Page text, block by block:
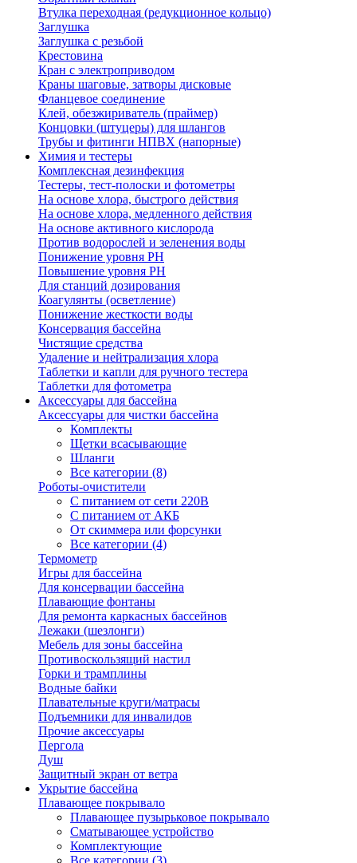
Втулка переходная (редукционное кольцо)
Заглушка
Заглушка с резьбой
Крестовина
Кран с электроприводом
Краны шаговые, затворы дисковые
Фланцевое соединение
Клей, обезжириватель (праймер)
Концовки (штуцеры) для шлангов
Трубы и фитинги НПВХ (напорные)
Химия и тестеры
Комплексная дезинфекция
Тестеры, тест-полоски и фотометры
На основе хлора, быстрого действия
На основе хлора, медленного действия
На основе активного кислорода
Против водорослей и зеленения воды
Понижение уровня РН
Повышение уровня РН
Для станций дозирования
Коагулянты (осветление)
Понижение жесткости воды
Консервация бассейна
Чистящие средства
Удаление и нейтрализация хлора
Таблетки и капли для ручного тестера
Таблетки для фотометра
Аксессуары для бассейна
Аксессуары для чистки бассейна
Комплекты
Щетки всасывающие
Шланги
Все категории (8)
Роботы-очистители
С питанием от сети 220В
С питанием от АКБ
От скиммера или форсунки
Все категории (4)
Термометр
Игры для бассейна
Для консервации бассейна
Плавающие фонтаны
Для ремонта каркасных бассейнов
Лежаки (шезлонги)
Мебель для зоны бассейна
Противоскользящий настил
Горки и трамплины
Водные байки
Плавательные круги/матрасы
Подъемники для инвалидов
Прочие аксессуары
Пергола
Душ
Защитный экран от ветра
Укрытие бассейна
Плавающее покрывало
Плавающее пузырьковое покрывало
Сматывающее устройство
Комплектующие
Все категории (3)